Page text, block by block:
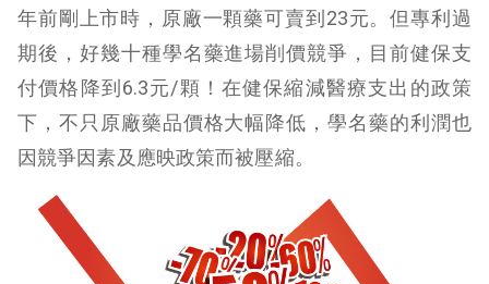
年前剛上市時，原廠一顆藥可賣到23元。但專利過
期後，好幾十種學名藥進場削價競爭，目前健保支
付價格降到6.3元/顆！在健保縮減醫療支出的政策
下，不只原廠藥品價格大幅降低，學名藥的利潤也
因競爭因素及應映政策而被壓縮。